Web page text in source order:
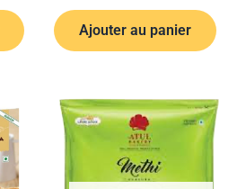
Ajouter au panier